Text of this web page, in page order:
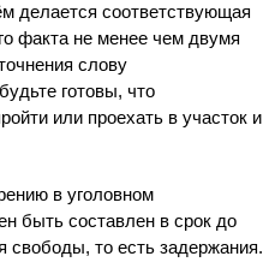
делается соответствующая
факта не менее чем двумя
слову
готовы, что
или проехать в участок и
в уголовном
быть составлен в срок до
свободы, то есть задержания.